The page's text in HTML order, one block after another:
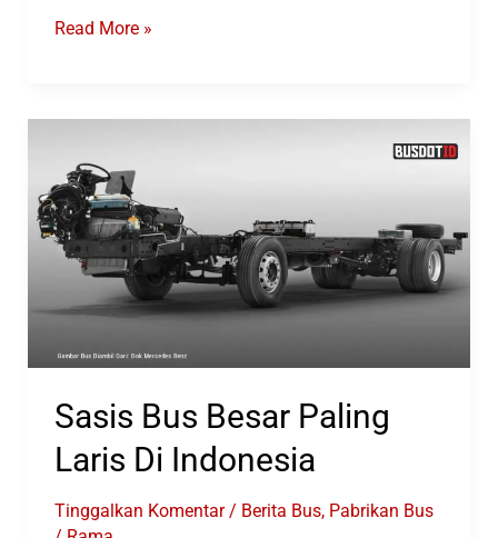
Mengenal
Read More »
Sasis Bus Besar Paling
Laris Di Indonesia
Tinggalkan Komentar / Berita Bus, Pabrikan Bus